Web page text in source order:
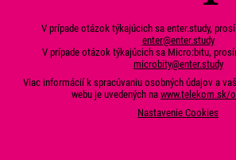
V prípade otázok týkajúcich sa enter.study,
enter@enter.study
V prípade otázok týkajúcich sa Micro:bitu,
microbity@enter.study
Viac informácií k spracúvaniu osobných údajov a
webu je uvedených na www.telekom.sk/
Nastavenie Cookies